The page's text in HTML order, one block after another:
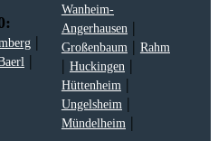
|
|
Wanheim-
Angerhausen|
Großenbaum| Rahm
| Huckingen|
Hüttenheim|
Ungelsheim|
Mündelheim|